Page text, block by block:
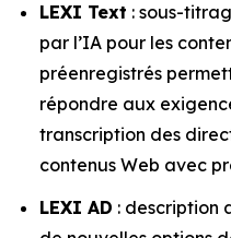
LEXI Text : sous-
par l’IA pour les
préenregistrés
répondre aux
transcription des
contenus Web avec
LEXI AD : description